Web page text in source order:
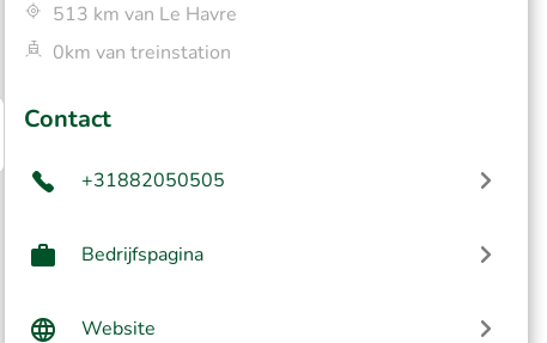
513 km van Le Havre
0km van treinstation
Contact
+31882050505
Bedrijfspagina
Website